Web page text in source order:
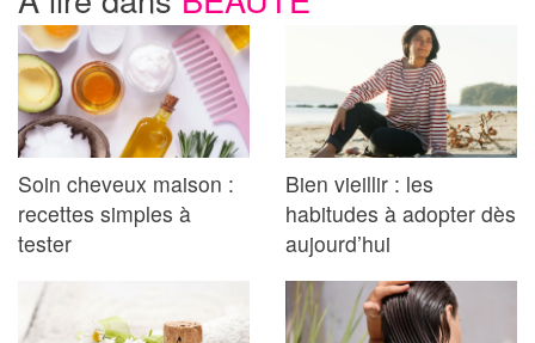
Soin cheveux maison :
recettes simples à
tester
Bien vieillir : les
habitudes à adopter dès
aujourd’hui